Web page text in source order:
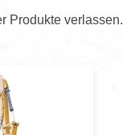
Produkte verlassen.